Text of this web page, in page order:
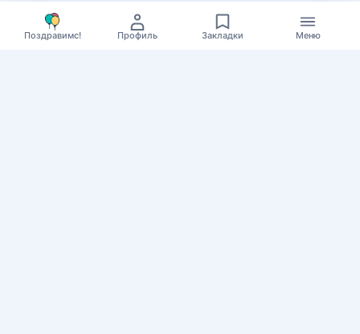
Главная
Войти/
Поздравимс! Профиль Закладки Меню